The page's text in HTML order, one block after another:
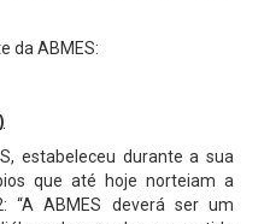
da ABMES:
estabeleceu durante a sua
que até hoje norteiam a
“A ABMES deverá ser um